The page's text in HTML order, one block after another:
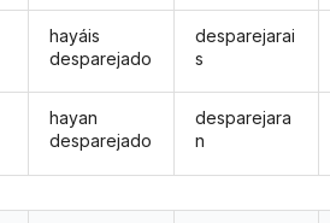
hayáis
desparejado
hayan
desparejado
desparejarai
s
desparejara
n